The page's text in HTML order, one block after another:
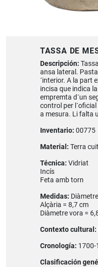
TASSA DE
Descripción:
ansa lateral. Pasta
´interior. A la part
incisa que indica
empremta d´un
control per
a mesura. Li falta
Inventario: 00775
Material: Terra
Técnica: Vidriat
Incís
Feta amb torn
Medidas:
Alçària = 8,7 cm
Diàmetre vora =
Contexto cultural:
Cronología: 1700-
Clasificación